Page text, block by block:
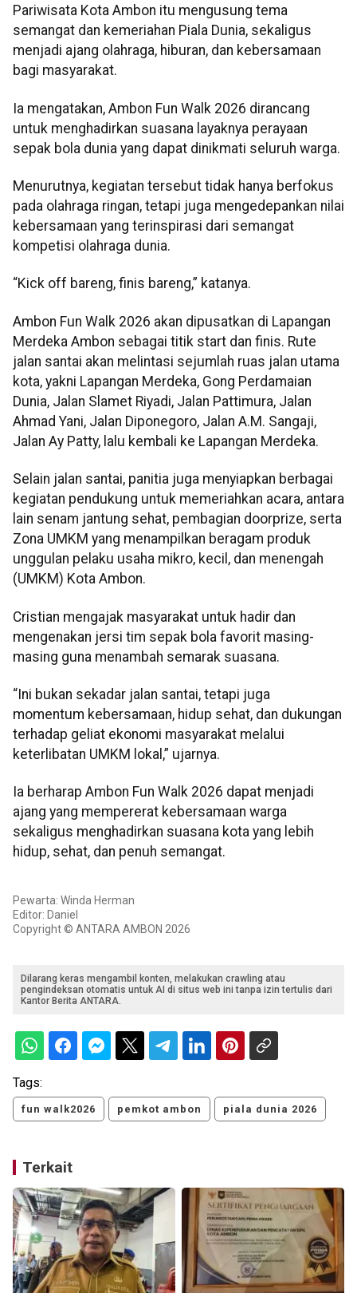
Pariwisata Kota Ambon itu mengusung tema
semangat dan kemeriahan Piala Dunia, sekaligus
menjadi ajang olahraga, hiburan, dan kebersamaan
bagi masyarakat.
Ia mengatakan, Ambon Fun Walk 2026 dirancang
untuk menghadirkan suasana layaknya perayaan
sepak bola dunia yang dapat dinikmati seluruh warga.
Menurutnya, kegiatan tersebut tidak hanya berfokus
pada olahraga ringan, tetapi juga mengedepankan nilai
kebersamaan yang terinspirasi dari semangat
kompetisi olahraga dunia.
“Kick off bareng, finis bareng,” katanya.
Ambon Fun Walk 2026 akan dipusatkan di Lapangan
Merdeka Ambon sebagai titik start dan finis. Rute
jalan santai akan melintasi sejumlah ruas jalan utama
kota, yakni Lapangan Merdeka, Gong Perdamaian
Dunia, Jalan Slamet Riyadi, Jalan Pattimura, Jalan
Ahmad Yani, Jalan Diponegoro, Jalan A.M. Sangaji,
Jalan Ay Patty, lalu kembali ke Lapangan Merdeka.
Selain jalan santai, panitia juga menyiapkan berbagai
kegiatan pendukung untuk memeriahkan acara, antara
lain senam jantung sehat, pembagian doorprize, serta
Zona UMKM yang menampilkan beragam produk
unggulan pelaku usaha mikro, kecil, dan menengah
(UMKM) Kota Ambon.
Cristian mengajak masyarakat untuk hadir dan
mengenakan jersi tim sepak bola favorit masing-
masing guna menambah semarak suasana.
“Ini bukan sekadar jalan santai, tetapi juga
momentum kebersamaan, hidup sehat, dan dukungan
terhadap geliat ekonomi masyarakat melalui
keterlibatan UMKM lokal,” ujarnya.
Ia berharap Ambon Fun Walk 2026 dapat menjadi
ajang yang mempererat kebersamaan warga
sekaligus menghadirkan suasana kota yang lebih
hidup, sehat, dan penuh semangat.
Pewarta: Winda Herman
Editor: Daniel
Copyright © ANTARA AMBON 2026
Dilarang keras mengambil konten, melakukan crawling atau
pengindeksan otomatis untuk AI di situs web ini tanpa izin tertulis dari
Kantor Berita ANTARA.
Tags:
fun walk2026 pemkot ambon piala dunia 2026
Terkait